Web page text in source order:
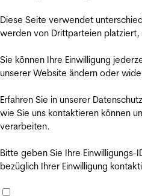
Diese Seite verwendet
werden von Drittparteien
Sie können Ihre Einwilligung
unserer Website ändern oder
Erfahren Sie in unserer
wie Sie uns kontaktieren können
verarbeiten.
Bitte geben Sie Ihre Einwilligungs-
bezüglich Ihrer Einwilligung